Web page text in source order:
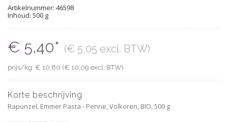
Artikelnummer: 46598
Inhoud: 500 g
€ 5,40* (€ 5,05 excl. BTW)
prijs/kg: € 10,80 (€ 10,09 excl. BTW)
Korte beschrijving
Rapunzel, Emmer Pasta - Penne, Volkoren, BIO, 500 g